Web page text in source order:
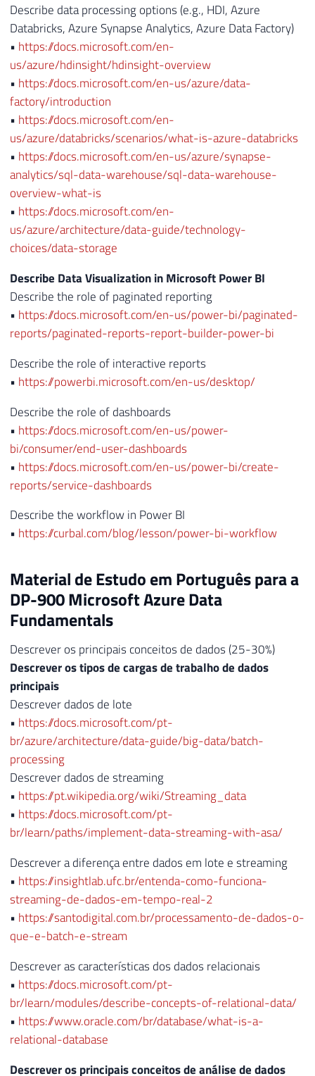
Describe data processing options (e.g., HDI, Azure
Databricks, Azure Synapse Analytics, Azure Data Factory)
• https://docs.microsoft.com/en-
us/azure/hdinsight/hdinsight-overview
• https://docs.microsoft.com/en-us/azure/data-
factory/introduction
• https://docs.microsoft.com/en-
us/azure/databricks/scenarios/what-is-azure-databricks
• https://docs.microsoft.com/en-us/azure/synapse-
analytics/sql-data-warehouse/sql-data-warehouse-
overview-what-is
• https://docs.microsoft.com/en-
us/azure/architecture/data-guide/technology-
choices/data-storage
Describe Data Visualization in Microsoft Power BI
Describe the role of paginated reporting
• https://docs.microsoft.com/en-us/power-bi/paginated-
reports/paginated-reports-report-builder-power-bi
Describe the role of interactive reports
• https://powerbi.microsoft.com/en-us/desktop/
Describe the role of dashboards
• https://docs.microsoft.com/en-us/power-
bi/consumer/end-user-dashboards
• https://docs.microsoft.com/en-us/power-bi/create-
reports/service-dashboards
Describe the workflow in Power BI
• https://curbal.com/blog/lesson/power-bi-workflow
Material de Estudo em Português para a
DP-900 Microsoft Azure Data
Fundamentals
Descrever os principais conceitos de dados (25-30%)
Descrever os tipos de cargas de trabalho de dados
principais
Descrever dados de lote
• https://docs.microsoft.com/pt-
br/azure/architecture/data-guide/big-data/batch-
processing
Descrever dados de streaming
• https://pt.wikipedia.org/wiki/Streaming_data
• https://docs.microsoft.com/pt-
br/learn/paths/implement-data-streaming-with-asa/
Descrever a diferença entre dados em lote e streaming
• https://insightlab.ufc.br/entenda-como-funciona-
streaming-de-dados-em-tempo-real-2
• https://santodigital.com.br/processamento-de-dados-o-
que-e-batch-e-stream
Descrever as características dos dados relacionais
• https://docs.microsoft.com/pt-
br/learn/modules/describe-concepts-of-relational-data/
• https://www.oracle.com/br/database/what-is-a-
relational-database
Descrever os principais conceitos de análise de dados